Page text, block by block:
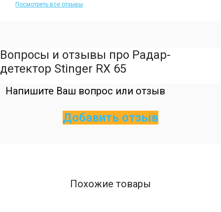
Посмотреть все отзывы
Вопросы и отзывы про Радар-
детектор Stinger RX 65
Напишите Ваш вопрос или отзыв
Добавить отзыв
Похожие товары